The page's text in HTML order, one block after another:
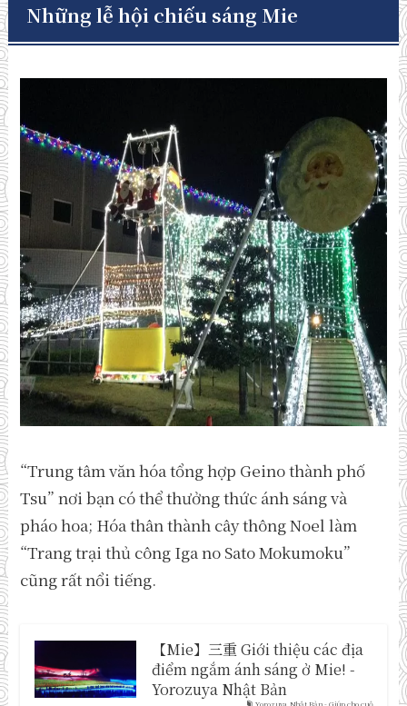
Những lễ hội chiếu sáng Mie
“Trung tâm văn hóa tổng hợp Geino thành phố
Tsu” nơi bạn có thể thưởng thức ánh sáng và
pháo hoa; Hóa thân thành cây thông Noel làm
“Trang trại thủ công Iga no Sato Mokumoku”
cũng rất nổi tiếng.
【Mie】三重 Giới thiệu các địa
điểm ngắm ánh sáng ở Mie! -
Yorozuya Nhật Bản